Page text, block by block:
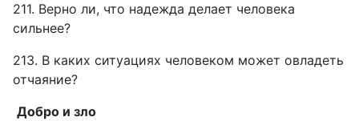
211. Верно ли, что надежда делает человека
сильнее?
213. В каких ситуациях человеком может овладеть
отчаяние?
Добро и зло